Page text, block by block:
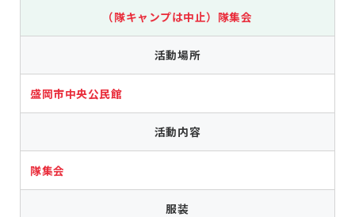
（隊キャンプは中止）隊集会
活動場所
盛岡市中央公民館
活動内容
隊集会
服装